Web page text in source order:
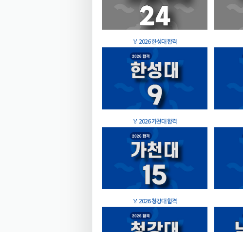
🏅 2026 한성대 합격
🏅 2026 가천대 합격
🏅 2026 청강대 합격